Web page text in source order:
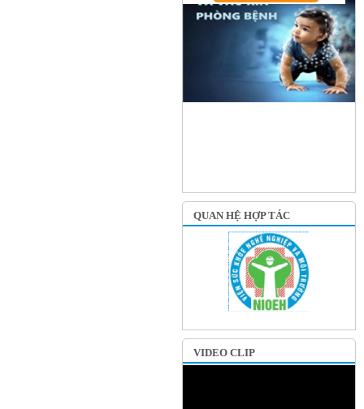
QUAN HỆ HỢP TÁC
VIDEO CLIP